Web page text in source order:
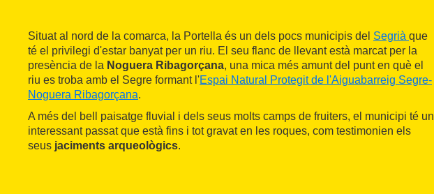
Situat al nord de la comarca, la Portella és un dels pocs municipis del Segrià que
té el privilegi d'estar banyat per un riu. El seu flanc de llevant està marcat per la
presència de la Noguera Ribagorçana, una mica més amunt del punt en què el
riu es troba amb el Segre formant l'Espai Natural Protegit de l'Aiguabarreig Segre-
Noguera Ribagorçana.
A més del bell paisatge fluvial i dels seus molts camps de fruiters, el municipi té un
interessant passat que està fins i tot gravat en les roques, com testimonien els
seus jaciments arqueològics.